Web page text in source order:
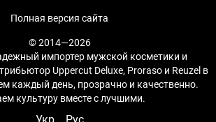
Полная версия сайта
© 2014—2026
импортер мужской косметики и
Uppercut Deluxe, Proraso и Reuzel в
каждый день, прозрачно и качественно.
культуру вместе с лучшими.